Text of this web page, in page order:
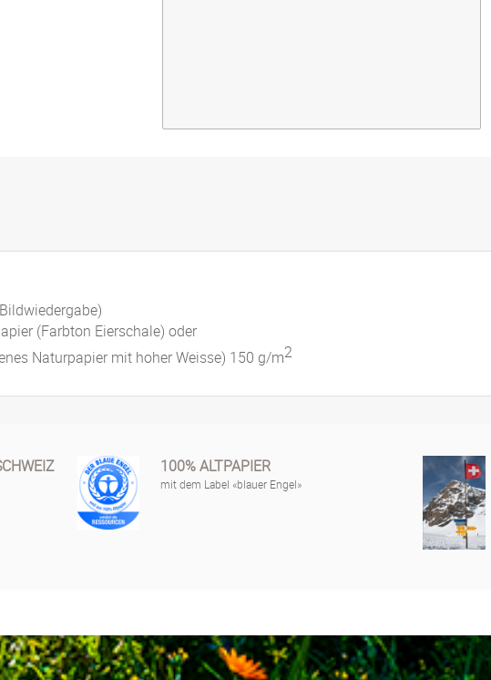
(Farbton Eierschale) oder
Naturpapier mit hoher Weisse) 150 g/m2
100% ALTPAPIER
mit dem Label «blauer Engel»